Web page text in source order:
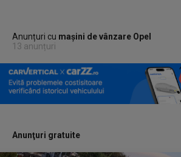
Anunțuri cu mașini de vânzare Opel
13 anunțuri
Anunţuri gratuite